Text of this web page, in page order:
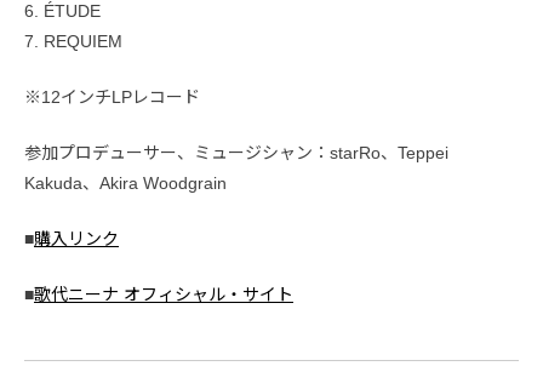
6. ÉTUDE
7. REQUIEM
※12インチLPレコード
参加プロデューサー、ミュージシャン：starRo、Teppei
Kakuda、Akira Woodgrain
■購入リンク
■歌代ニーナ オフィシャル・サイト